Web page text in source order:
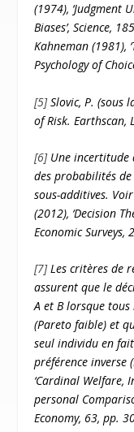
(1974), ‘Judgment
Biases’, Science,
Kahneman (1981),
Psychology of
[5]Slovic, P. (sous
of Risk. Earthscan,
[6]Une incertitude
des probabilités
sous-additives.
(2012), ‘Decision
Economic Surveys,
[7]Les critères de
assurent que le
A et B lorsque
(Pareto faible) et
seul individu en
préférence inverse
‘Cardinal Welfare,
personal
Economy, 63, pp.